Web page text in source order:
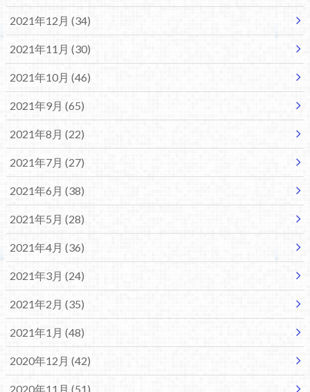
2021年12月 (34)
2021年11月 (30)
2021年10月 (46)
2021年9月 (65)
2021年8月 (22)
2021年7月 (27)
2021年6月 (38)
2021年5月 (28)
2021年4月 (36)
2021年3月 (24)
2021年2月 (35)
2021年1月 (48)
2020年12月 (42)
2020年11月 (51)